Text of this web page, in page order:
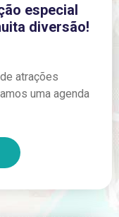
especial
diversão!
atrações
uma agenda